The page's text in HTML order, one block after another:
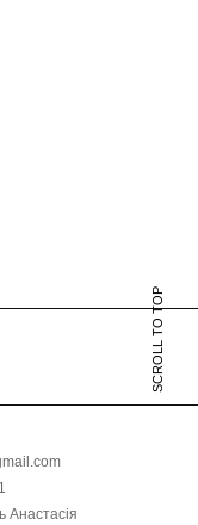
SCROLL TO TOP
Анастасія